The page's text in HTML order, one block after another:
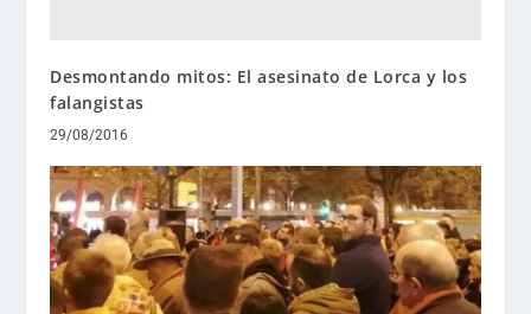
Desmontando mitos: El asesinato de Lorca y los
falangistas
29/08/2016